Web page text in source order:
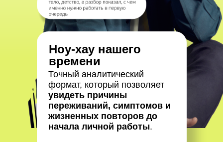
Точный аналитический
формат, который позволяет
увидеть причины
переживаний, симптомов и
жизненных повторов до
начала личной работы.
Ноу-хау нашего
времени